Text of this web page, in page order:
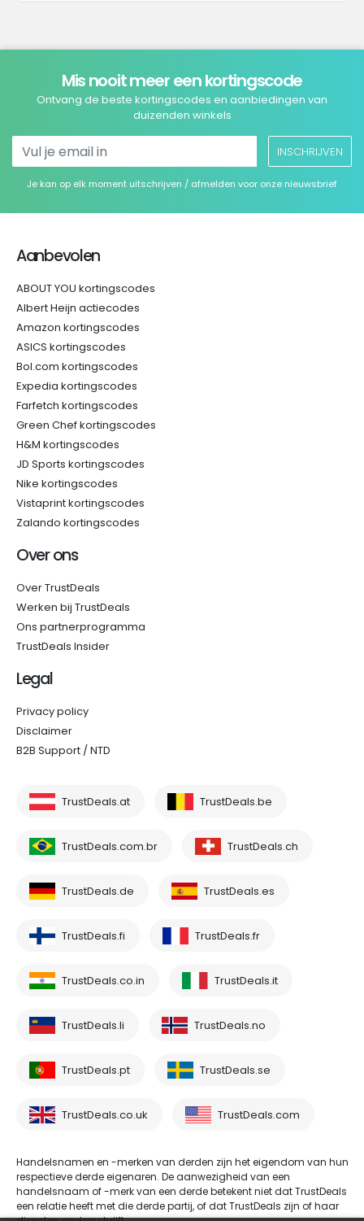
Mis nooit meer een kortingscode
Ontvang de beste kortingscodes en aanbiedingen van
duizenden winkels
INSCHRIJVEN
Je kan op elk moment uitschrijven / afmelden voor onze nieuwsbrief
Aanbevolen
ABOUT YOU kortingscodes
Albert Heijn actiecodes
Amazon kortingscodes
ASICS kortingscodes
Bol.com kortingscodes
Expedia kortingscodes
Farfetch kortingscodes
Green Chef kortingscodes
H&M kortingscodes
JD Sports kortingscodes
Nike kortingscodes
Vistaprint kortingscodes
Zalando kortingscodes
Over ons
Over TrustDeals
Werken bij TrustDeals
Ons partnerprogramma
TrustDeals Insider
Legal
Privacy policy
Disclaimer
B2B Support / NTD
TrustDeals.at TrustDeals.be
TrustDeals.com.br TrustDeals.ch
TrustDeals.de TrustDeals.es
TrustDeals.fi TrustDeals.fr
TrustDeals.co.in TrustDeals.it
TrustDeals.li TrustDeals.no
TrustDeals.pt TrustDeals.se
TrustDeals.co.uk TrustDeals.com
Handelsnamen en -merken van derden zijn het eigendom van hun
respectieve derde eigenaren. De aanwezigheid van een
handelsnaam of -merk van een derde betekent niet dat TrustDeals
een relatie heeft met die derde partij, of dat TrustDeals zijn of haar